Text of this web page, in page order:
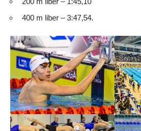
400 m liber – 3:47,54.